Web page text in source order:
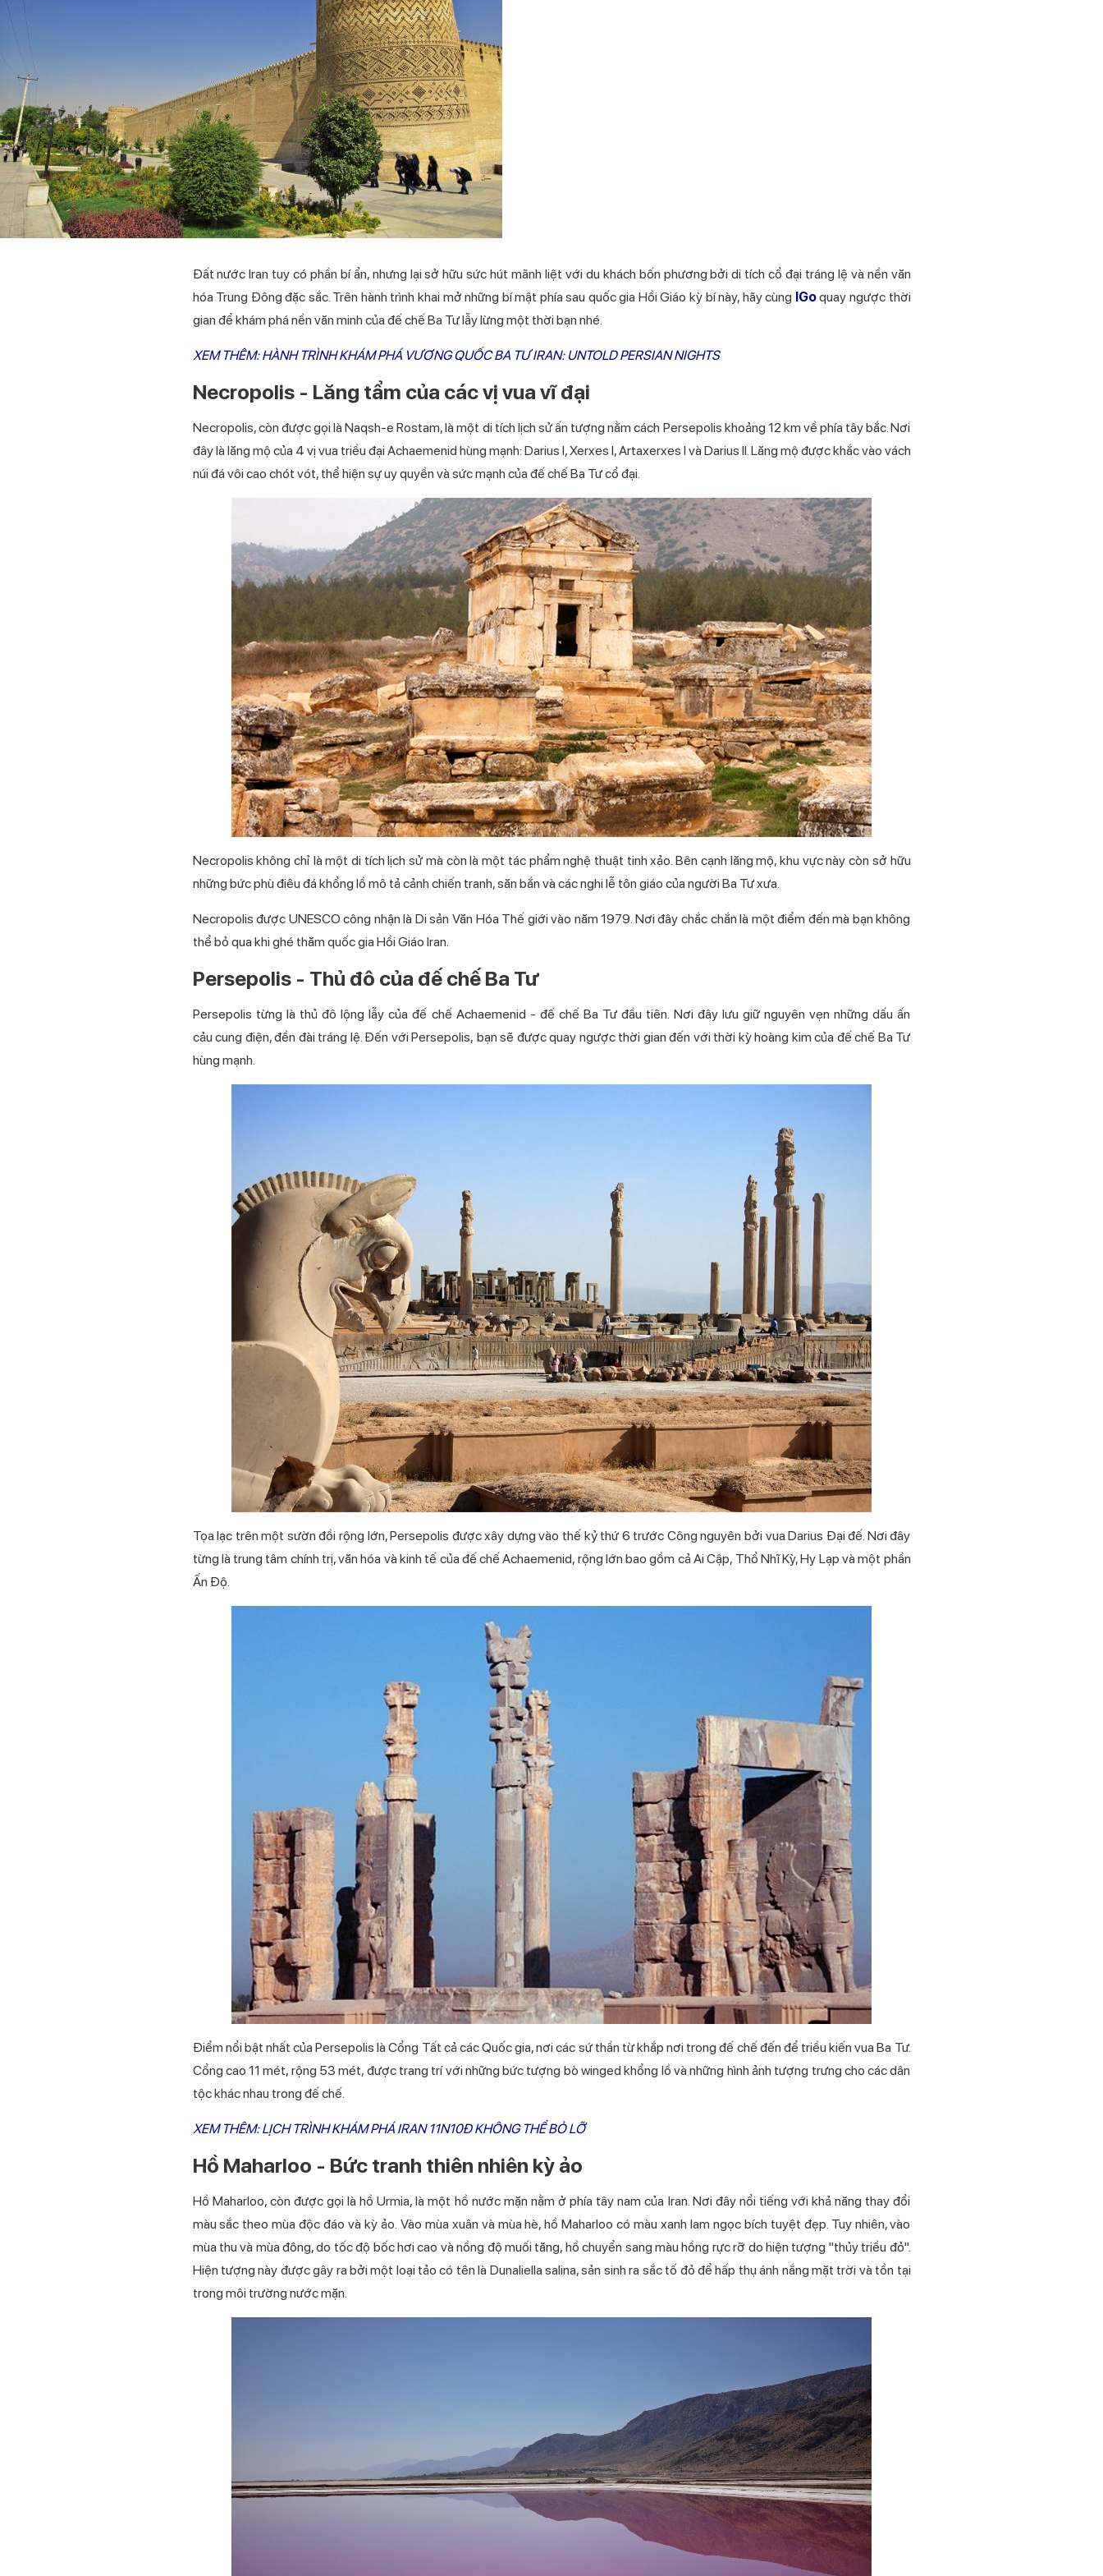
Đất nước Iran tuy có phần bí ẩn, nhưng lại sở hữu sức hút mãnh liệt với du khách bốn phương bởi di tích cổ đại tráng lệ và nền văn
hóa Trung Đông đặc sắc. Trên hành trình khai mở những bí mật phía sau quốc gia Hồi Giáo kỳ bí này, hãy cùng IGoquay ngược thời
gian để khám phá nền văn minh của đế chế Ba Tư lẫy lừng một thời bạn nhé.
XEM THÊM: HÀNH TRÌNH KHÁM PHÁ VƯƠNG QUỐC BA TƯ IRAN: UNTOLD PERSIAN NIGHTS
Necropolis - Lăng tẩm của các vị vua vĩ đại
Necropolis, còn được gọi là Naqsh-e Rostam, là một di tích lịch sử ấn tượng nằm cách Persepolis khoảng 12 km về phía tây bắc. Nơi
đây là lăng mộ của 4 vị vua triều đại Achaemenid hùng mạnh: Darius I, Xerxes I, Artaxerxes I và Darius II. Lăng mộ được khắc vào vách
núi đá vôi cao chót vót, thể hiện sự uy quyền và sức mạnh của đế chế Ba Tư cổ đại.
Necropolis không chỉ là một di tích lịch sử mà còn là một tác phẩm nghệ thuật tinh xảo. Bên cạnh lăng mộ, khu vực này còn sở hữu
những bức phù điêu đá khổng lồ mô tả cảnh chiến tranh, săn bắn và các nghi lễ tôn giáo của người Ba Tư xưa.
Necropolis được UNESCO công nhận là Di sản Văn Hóa Thế giới vào năm 1979. Nơi đây chắc chắn là một điểm đến mà bạn không
thể bỏ qua khi ghé thăm quốc gia Hồi Giáo Iran.
Persepolis - Thủ đô của đế chế Ba Tư
Persepolis từng là thủ đô lộng lẫy của đế chế Achaemenid - đế chế Ba Tư đầu tiên. Nơi đây lưu giữ nguyên vẹn những dấu ấn
cảu cung điện, đền đài tráng lệ. Đến với Persepolis, bạn sẽ được quay ngược thời gian đến với thời kỳ hoàng kim của đế chế Ba Tư
hùng mạnh.
Tọa lạc trên một sườn đồi rộng lớn, Persepolis được xây dựng vào thế kỷ thứ 6 trước Công nguyên bởi vua Darius Đại đế. Nơi đây
từng là trung tâm chính trị, văn hóa và kinh tế của đế chế Achaemenid, rộng lớn bao gồm cả Ai Cập, Thổ Nhĩ Kỳ, Hy Lạp và một phần
Ấn Độ.
Điểm nổi bật nhất của Persepolis là Cổng Tất cả các Quốc gia, nơi các sứ thần từ khắp nơi trong đế chế đến để triều kiến vua Ba Tư.
Cổng cao 11 mét, rộng 53 mét, được trang trí với những bức tượng bò winged khổng lồ và những hình ảnh tượng trưng cho các dân
tộc khác nhau trong đế chế.
XEM THÊM: LỊCH TRÌNH KHÁM PHÁ IRAN 11N10Đ KHÔNG THỂ BỎ LỠ
Hồ Maharloo - Bức tranh thiên nhiên kỳ ảo
Hồ Maharloo, còn được gọi là hồ Urmia, là một hồ nước mặn nằm ở phía tây nam của Iran. Nơi đây nổi tiếng với khả năng thay đổi
màu sắc theo mùa độc đáo và kỳ ảo. Vào mùa xuân và mùa hè, hồ Maharloo có màu xanh lam ngọc bích tuyệt đẹp. Tuy nhiên, vào
mùa thu và mùa đông, do tốc độ bốc hơi cao và nồng độ muối tăng, hồ chuyển sang màu hồng rực rỡ do hiện tượng "thủy triều đỏ".
Hiện tượng này được gây ra bởi một loại tảo có tên là Dunaliella salina, sản sinh ra sắc tố đỏ để hấp thụ ánh nắng mặt trời và tồn tại
trong môi trường nước mặn.